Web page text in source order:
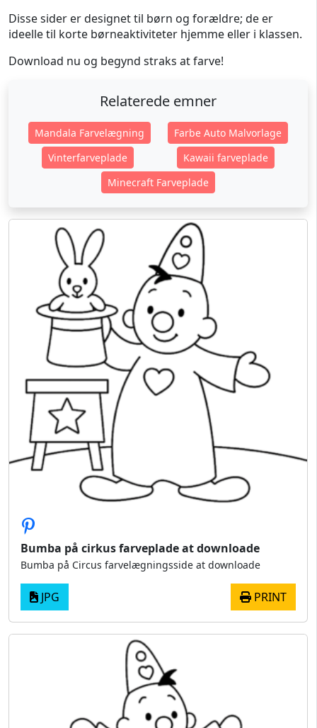
Disse sider er designet til børn og forældre; de er
ideelle til korte børneaktiviteter hjemme eller i klassen.
Download nu og begynd straks at farve!
Relaterede emner
Mandala Farvelægning
Farbe Auto Malvorlage
Vinterfarveplade
Kawaii farveplade
Minecraft Farveplade
Bumba på cirkus farveplade at downloade
Bumba på Circus farvelægningsside at downloade
JPG PRINT